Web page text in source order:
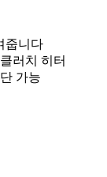
줍니다
러치 히터
가능